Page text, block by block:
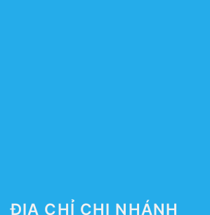
ĐỊA CHỈ CHI NHÁNH